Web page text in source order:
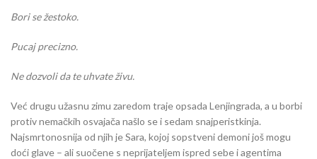
Bori se žestoko.
Pucaj precizno.
Ne dozvoli da te uhvate živu.
Već drugu užasnu zimu zaredom traje opsada Lenjingrada, a u borbi
protiv nemačkih osvajača našlo se i sedam snajperistkinja.
Najsmrtonosnija od njih je Sara, kojoj sopstveni demoni još mogu
doći glave – ali suočene s neprijateljem ispred sebe i agentima